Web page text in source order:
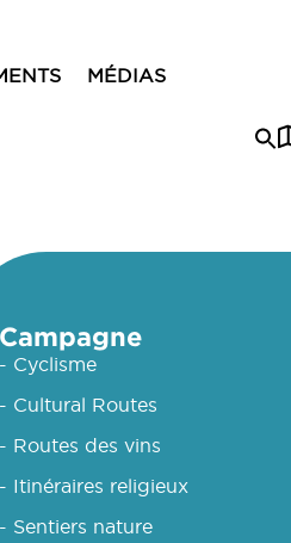
MÉDIAS
Campagne
- Cyclisme
- Cultural Routes
- Routes des vins
- Itinéraires religieux
- Sentiers nature